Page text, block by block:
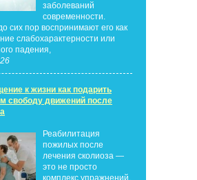
заболеваний
современности.
сих пор воспринимают его как
слабохарактерности или
падения,
к жизни как подарить
свободу движений после
Реабилитация
пожилых после
лечения сколиоза —
это не просто
комплекс упражнений,